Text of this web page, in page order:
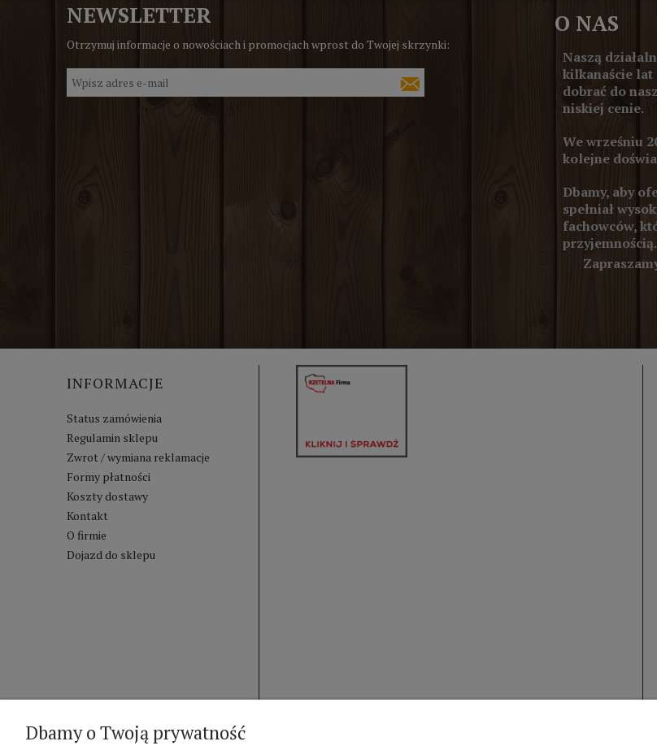
NEWSLETTER
Otrzymuj informacje o nowościach i promocjach wprost do Twojej skrzynki:
O NAS
Naszą
kilkanaście
dobrać do
niskiej cenie.
We wrześniu
kolejne
Dbamy, aby
spełniał
fachowców,
przyjemnością.
INFORMACJE
Status zamówienia
Regulamin sklepu
Zwrot / wymiana reklamacje
Formy płatności
Koszty dostawy
Kontakt
O firmie
Dojazd do sklepu
Dbamy o Twoją prywatność